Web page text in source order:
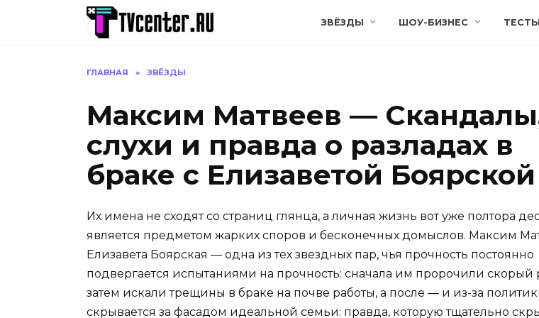
ЗВЁЗДЫ ШОУ-БИЗНЕС ТЕСТЫ
ГЛАВНАЯ » ЗВЁЗДЫ
Максим Матвеев —
слухи и правда о разладах в
браке с Елизаветой Боярской
Их имена не сходят со страниц глянца, а личная жизнь вот уже полтора
является предметом жарких споров и бесконечных домыслов. Максим
Елизавета Боярская — одна из тех звездных пар, чья прочность постоянно
подвергается испытаниями на прочность: сначала им пророчили скорый
затем искали трещины в браке на почве работы, а после — и из-за
скрывается за фасадом идеальной семьи: правда, которую тщательно